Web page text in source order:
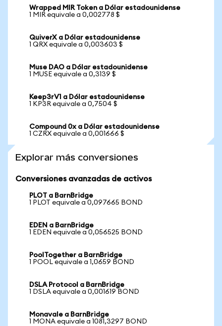
Wrapped MIR Token a Dólar estadounidense
1 MIR equivale a 0,002778 $
QuiverX a Dólar estadounidense
1 QRX equivale a 0,003603 $
Muse DAO a Dólar estadounidense
1 MUSE equivale a 0,3139 $
Keep3rV1 a Dólar estadounidense
1 KP3R equivale a 0,7504 $
Compound 0x a Dólar estadounidense
1 CZRX equivale a 0,001666 $
Explorar más conversiones
Conversiones avanzadas de activos
PLOT a BarnBridge
1 PLOT equivale a 0,097665 BOND
EDEN a BarnBridge
1 EDEN equivale a 0,056525 BOND
PoolTogether a BarnBridge
1 POOL equivale a 1,0659 BOND
DSLA Protocol a BarnBridge
1 DSLA equivale a 0,001619 BOND
Monavale a BarnBridge
1 MONA equivale a 1081,3297 BOND